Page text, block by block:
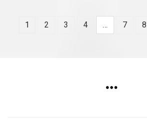
1 2 3 4 … 7 8